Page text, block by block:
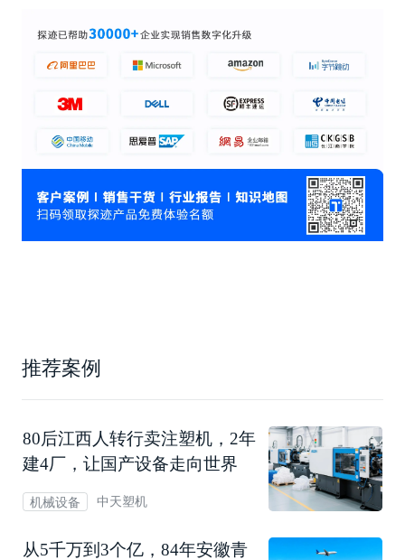
推荐案例
80后江西人转行卖注塑机，2年
建4厂，让国产设备走向世界
机械设备 中天塑机
从5千万到3个亿，84年安徽青